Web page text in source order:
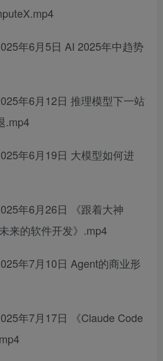
年6月5日 AI 2025年中趋势
年6月12日 推理模型下一站
.mp4
年6月19日 大模型如何进
年6月26日 《跟着大神
来的软件开发》.mp4
年7月10日 Agent的商业形
年7月17日 《Claude Code